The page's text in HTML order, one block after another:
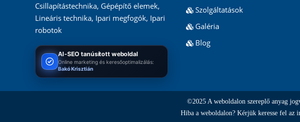
Csillapítástechnika, Gépépítő elemek,
Lineáris technika, Ipari megfogók, Ipari
robotok
AI-SEO tanúsított weboldal
Online marketing és keresőoptimalizálás:
Bakó Krisztián
Szolgáltatások
Galéria
Blog
©2025 A weboldalon szereplő anyag
Hiba a weboldalon? Kérjük keresse fel az